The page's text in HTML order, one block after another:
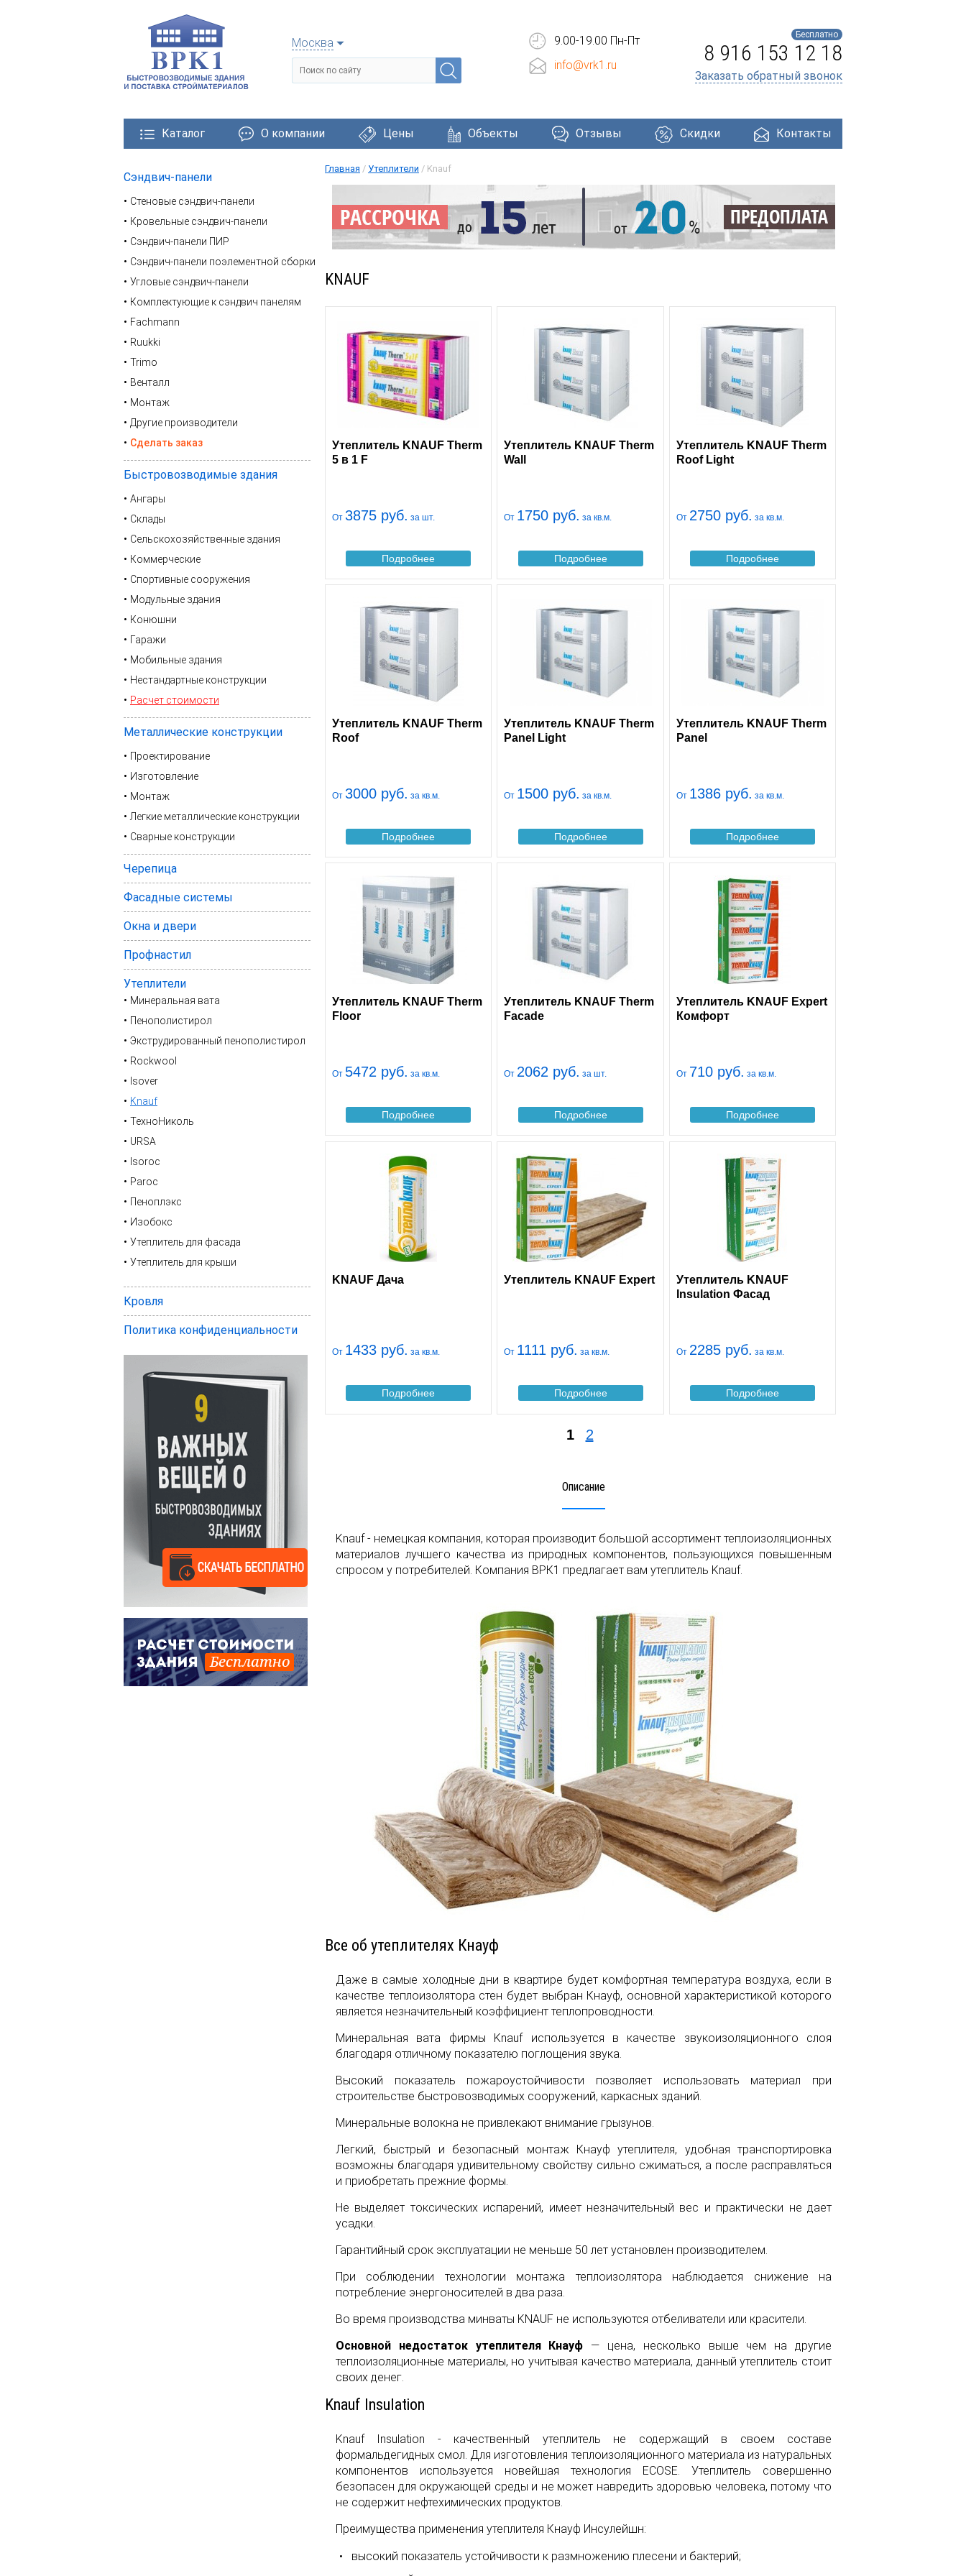
Черепица Фасадные системы Окна и двери Профнастил Утеплители
Москва
9.00-19.00 Пн-Пт
info@vrk1.ru
Бесплатно
8 916 153 12 18
Заказать обратный звонок
Каталог О компании Цены Объекты Отзывы Скидки Контакты
Сэндвич-панели
Стеновые сэндвич-панели
Кровельные сэндвич-панели
Сэндвич-панели ПИР
Сэндвич-панели поэлементной сборки
Угловые сэндвич-панели
Комплектующие к сэндвич панелям
Fachmann
Ruukki
Trimo
Венталл
Монтаж
Другие производители
Сделать заказ
Быстровозводимые здания
Ангары
Склады
Сельскохозяйственные здания
Коммерческие
Спортивные сооружения
Модульные здания
Конюшни
Гаражи
Мобильные здания
Нестандартные конструкции
Расчет стоимости
Металлические конструкции
Проектирование
Изготовление
Монтаж
Легкие металлические конструкции
Сварные конструкции
Черепица
Фасадные системы
Окна и двери
Профнастил
Утеплители
Минеральная вата
Пенополистирол
Экструдированный пенополистирол
Rockwool
Isover
Knauf
ТехноНиколь
URSA
Isoroc
Paroc
Пеноплэкс
Изобокс
Утеплитель для фасада
Утеплитель для крыши
Кровля
Политика конфиденциальности
Главная / Утеплители / Knauf
KNAUF
Утеплитель KNAUF Therm
5 в 1 F
От 3875 руб. за шт.
Подробнее
Утеплитель KNAUF Therm
Wall
От 1750 руб. за кв.м.
Подробнее
Утеплитель KNAUF Therm
Roof Light
От 2750 руб. за кв.м.
Подробнее
Утеплитель KNAUF Therm
Roof
От 3000 руб. за кв.м.
Подробнее
Утеплитель KNAUF Therm
Panel Light
От 1500 руб. за кв.м.
Подробнее
Утеплитель KNAUF Therm
Panel
От 1386 руб. за кв.м.
Подробнее
Утеплитель KNAUF Therm
Floor
От 5472 руб. за кв.м.
Подробнее
Утеплитель KNAUF Therm
Facade
От 2062 руб. за шт.
Подробнее
Утеплитель KNAUF Expert
Комфорт
От 710 руб. за кв.м.
Подробнее
KNAUF Дача
От 1433 руб. за кв.м.
Подробнее
Утеплитель KNAUF Expert
От 1111 руб. за кв.м.
Подробнее
Утеплитель KNAUF
Insulation Фасад
От 2285 руб. за кв.м.
Подробнее
1 2
Описание
Knauf - немецкая компания, которая производит большой ассортимент теплоизоляционных
материалов лучшего качества из природных компонентов, пользующихся повышенным
спросом у потребителей. Компания ВРК1 предлагает вам утеплитель Knauf.
Все об утеплителях Кнауф
Даже в самые холодные дни в квартире будет комфортная температура воздуха, если в
качестве теплоизолятора стен будет выбран Кнауф, основной характеристикой которого
является незначительный коэффициент теплопроводности.
Минеральная вата фирмы Knauf используется в качестве звукоизоляционного слоя
благодаря отличному показателю поглощения звука.
Высокий показатель пожароустойчивости позволяет использовать материал при
строительстве быстровозводимых сооружений, каркасных зданий.
Минеральные волокна не привлекают внимание грызунов.
Легкий, быстрый и безопасный монтаж Кнауф утеплителя, удобная транспортировка
возможны благодаря удивительному свойству сильно сжиматься, а после расправляться
и приобретать прежние формы.
Не выделяет токсических испарений, имеет незначительный вес и практически не дает
усадки.
Гарантийный срок эксплуатации не меньше 50 лет установлен производителем.
При соблюдении технологии монтажа теплоизолятора наблюдается снижение на
потребление энергоносителей в два раза.
Во время производства минваты KNAUF не используются отбеливатели или красители.
Основной недостаток утеплителя Кнауф — цена, несколько выше чем на другие
теплоизоляционные материалы, но учитывая качество материала, данный утеплитель стоит
своих денег.
Knauf Insulation
Knauf Insulation - качественный утеплитель не содержащий в своем составе
формальдегидных смол. Для изготовления теплоизоляционного материала из натуральных
компонентов используется новейшая технология ECOSE. Утеплитель совершенно
безопасен для окружающей среды и не может навредить здоровью человека, потому что
не содержит нефтехимических продуктов.
Преимущества применения утеплителя Кнауф Инсулейшн:
высокий показатель устойчивости к размножению плесени и бактерий;